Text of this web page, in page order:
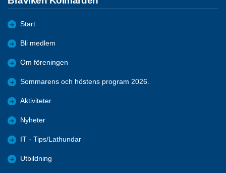
Start
Bli medlem
Om föreningen
Sommarens och höstens program 2026.
Aktiviteter
Nyheter
IT - Tips/Lathundar
Utbildning